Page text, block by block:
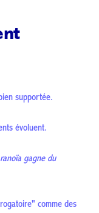
supportée.
évoluent.
gagne du
comme des